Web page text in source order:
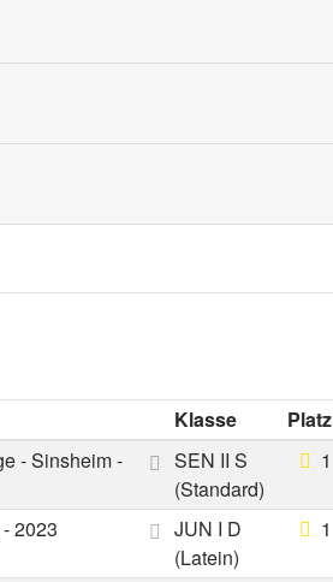
Klasse Platz
- Sinsheim -
SEN II S
(Standard)
1
2023
JUN I D
(Latein)
1